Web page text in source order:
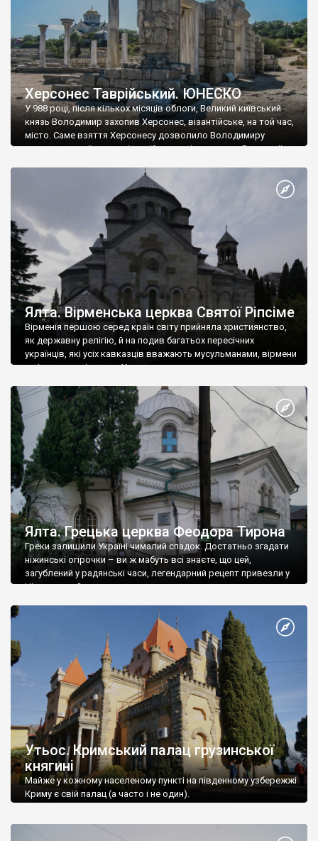
Херсонес Таврійський. ЮНЕСКО
У 988 році, після кількох місяців облоги, Великий київський
князь Володимир захопив Херсонес, візантійське, на той час,
місто. Саме взяття Херсонесу дозволило Володимиру
диктувати свої умови візантійському імператору Василю ІІ, та
Херсонесі Володимир-язичник, став Василем-християнином.
А потім було Хрещення Русі. На честь Херсонесу Таврійського
Ялта. Вірменська церква Святої Ріпсіме
Вірменія першою серед країн світу прийняла християнство,
як державну релігію, й на подив багатьох пересічних
українців, які усіх кавказців вважають мусульманами, вірмени
є відданими вірянами Христа
Ялта. Грецька церква Феодора Тирона
Греки залишили Україні чималий спадок. Достатньо згадати
ніжинські огірочки – ви ж мабуть всі знаєте, що цей,
загублений у радянські часи, легендарний рецепт привезли у
Ніжин греки?
Утьос. Кримський палац грузинської
княгині
Майже у кожному населеному пункті на південному узбережжі
Криму є свій палац (а часто і не один).